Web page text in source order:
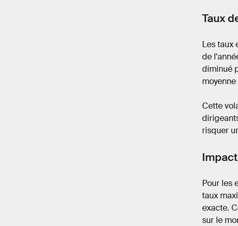
Taux
Les taux
de
diminué
Cette
risquer
Pour les
taux
exacte.
sur le